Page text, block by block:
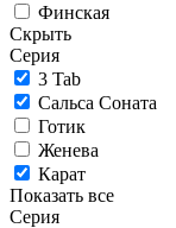
Финская
Скрыть
Серия
3 Tab
Сальса Соната
Готик
Женева
Карат
Показать все
Серия